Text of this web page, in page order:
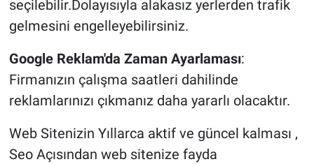
seçilebilir.Dolayısıyla alakasız yerlerden trafik
gelmesini engelleyebilirsiniz.
Google Reklam'da Zaman Ayarlaması:
Firmanızın çalışma saatleri dahilinde
reklamlarınızı çıkmanız daha yararlı olacaktır.
Web Sitenizin Yıllarca aktif ve güncel kalması ,
Seo Açısından web sitenize fayda